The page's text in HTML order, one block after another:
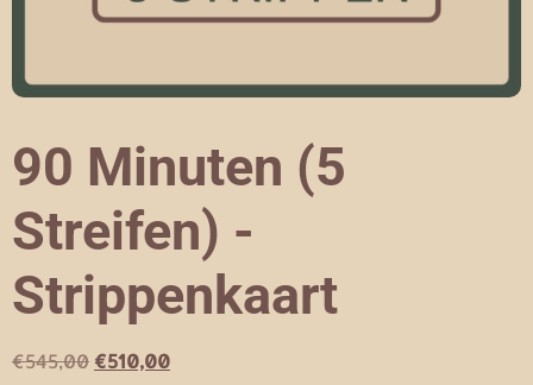
90 Minuten (5
Streifen) -
Strippenkaart
€545,00 €510,00